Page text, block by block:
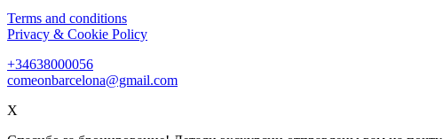
Terms and conditions
Privacy & Cookie Policy
+34638000056
comeonbarcelona@gmail.com
X